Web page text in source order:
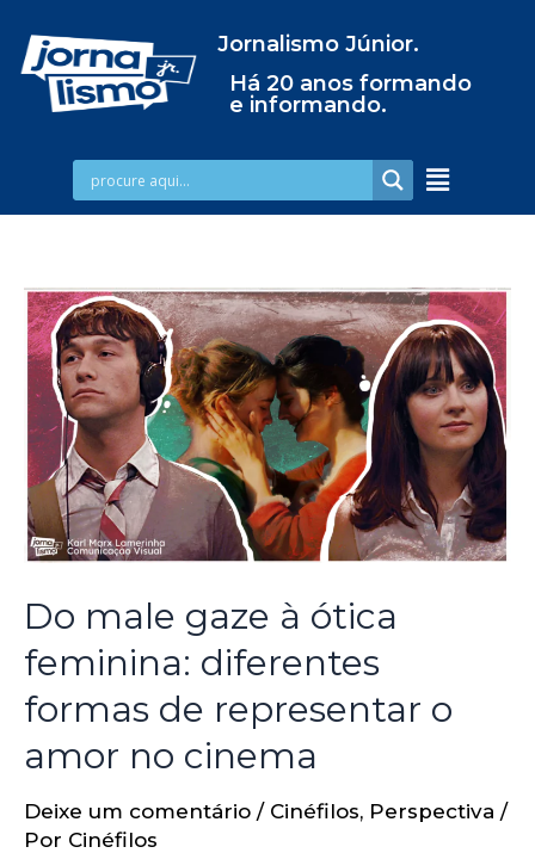
Jornalismo Júnior.
Há 20 anos formando
e informando.
Do male gaze à ótica
feminina: diferentes
formas de representar o
amor no cinema
Deixe um comentário / Cinéfilos, Perspectiva /
Por Cinéfilos